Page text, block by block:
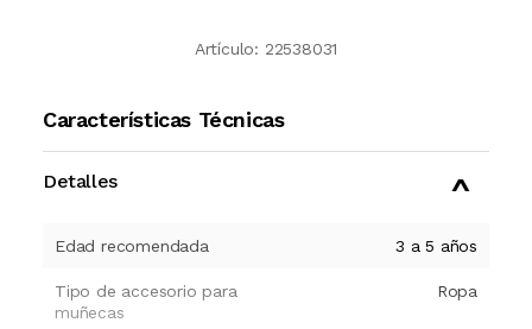
Artículo: 22538031
Características Técnicas
Detalles
Edad recomendada 3 a 5 años
Tipo de accesorio para
muñecas
Ropa